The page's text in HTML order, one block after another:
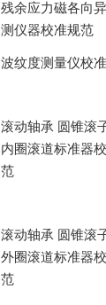
残余应力磁各向
测仪器校准规范
波纹度测量仪校
滚动轴承 圆锥滚
内圈滚道标准器
范
滚动轴承 圆锥滚
外圈滚道标准器
范